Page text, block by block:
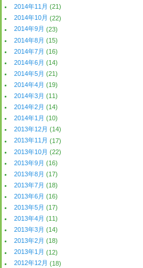
2014年11月 (21)
2014年10月 (22)
2014年9月 (23)
2014年8月 (15)
2014年7月 (16)
2014年6月 (14)
2014年5月 (21)
2014年4月 (19)
2014年3月 (11)
2014年2月 (14)
2014年1月 (10)
2013年12月 (14)
2013年11月 (17)
2013年10月 (22)
2013年9月 (16)
2013年8月 (17)
2013年7月 (18)
2013年6月 (16)
2013年5月 (17)
2013年4月 (11)
2013年3月 (14)
2013年2月 (18)
2013年1月 (12)
2012年12月 (18)